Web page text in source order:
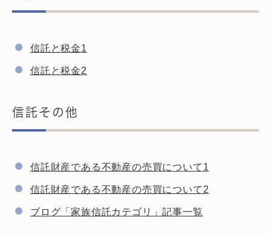
信託と税金1
信託と税金2
信託その他
信託財産である不動産の売買について1
信託財産である不動産の売買について2
ブログ「家族信託カテゴリ」記事一覧